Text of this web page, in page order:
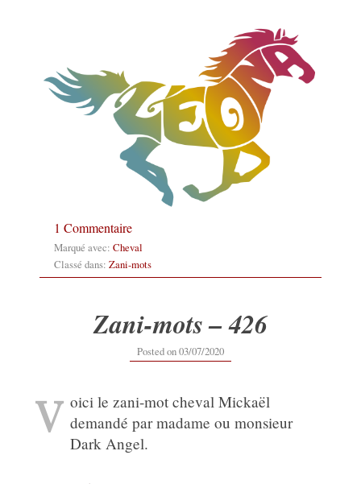
1 Commentaire
Marqué avec: Cheval
Classé dans: Zani-mots
Zani-mots – 426
Posted on03/07/202003/07/2020
V oici le zani-mot cheval Mickaël
demandé par madame ou monsieur
Dark Angel.